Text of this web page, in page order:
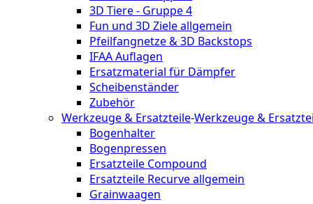
3D Tiere - Gruppe 4
Fun und 3D Ziele allgemein
Pfeilfangnetze & 3D Backstops
IFAA Auflagen
Ersatzmaterial für Dämpfer
Scheibenständer
Zubehör
Werkzeuge & Ersatzteile-Werkzeuge &
Bogenhalter
Bogenpressen
Ersatzteile Compound
Ersatzteile Recurve allgemein
Grainwaagen